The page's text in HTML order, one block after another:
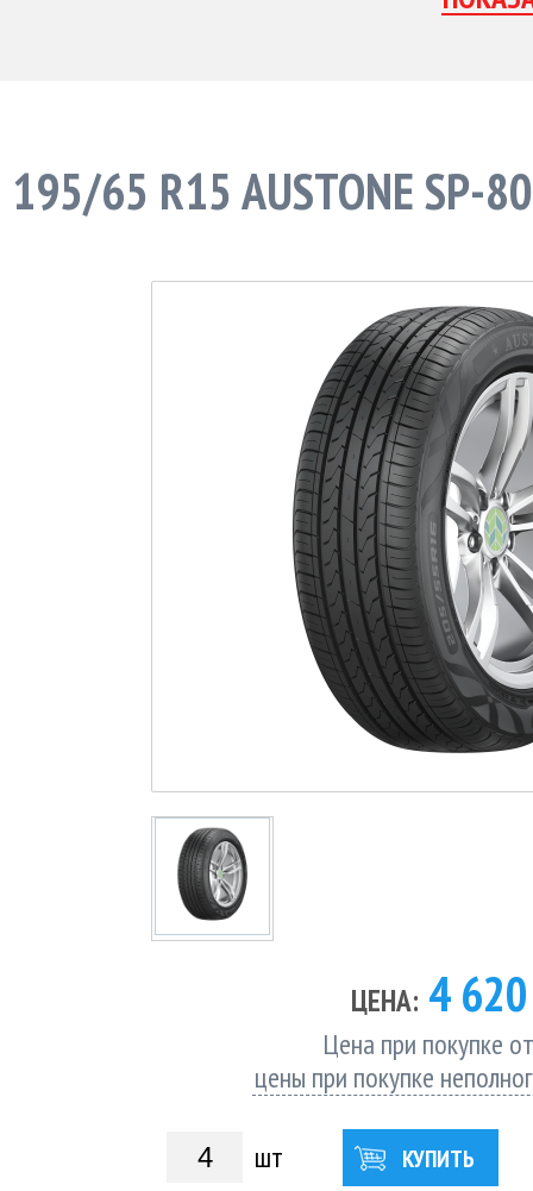
195/65 R15 AUSTONE SP-
ЦЕНА: 4
Цена при покупке
цены при покупке
шт КУПИТЬ